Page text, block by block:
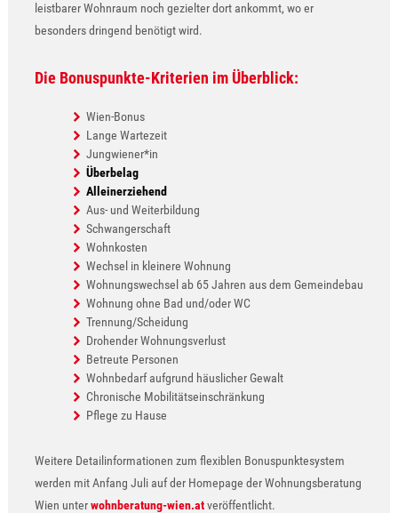
leistbarer Wohnraum noch gezielter dort ankommt, wo er
besonders dringend benötigt wird.
Die Bonuspunkte-Kriterien im Überblick:
Wien-Bonus
Lange Wartezeit
Jungwiener*in
Überbelag
Alleinerziehend
Aus- und Weiterbildung
Schwangerschaft
Wohnkosten
Wechsel in kleinere Wohnung
Wohnungswechsel ab 65 Jahren aus dem Gemeindebau
Wohnung ohne Bad und/oder WC
Trennung/Scheidung
Drohender Wohnungsverlust
Betreute Personen
Wohnbedarf aufgrund häuslicher Gewalt
Chronische Mobilitätseinschränkung
Pflege zu Hause
Weitere Detailinformationen zum flexiblen Bonuspunktesystem
werden mit Anfang Juli auf der Homepage der Wohnungsberatung
Wien unterwohnberatung-wien.atveröffentlicht.